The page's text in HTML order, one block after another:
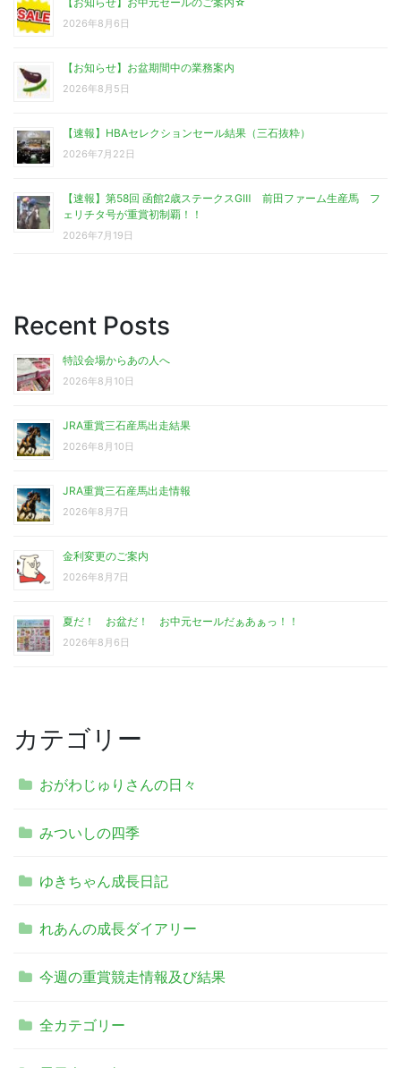
2026年8月6日
【お知らせ】お盆期間中の業務案内
2026年8月5日
【速報】HBAセレクションセール結果（三石抜粋）
2026年7月22日
【速報】第58回 函館2歳ステークスGⅢ 前田ファーム生産馬 フ
ェリチタ号が重賞初制覇！！
2026年7月19日
Recent Posts
特設会場からあの人へ
2026年8月10日
JRA重賞三石産馬出走結果
2026年8月10日
JRA重賞三石産馬出走情報
2026年8月7日
金利変更のご案内
2026年8月7日
夏だ！ お盆だ！ お中元セールだぁあぁっ！！
2026年8月6日
カテゴリー
おがわじゅりさんの日々
みついしの四季
ゆきちゃん成長日記
れあんの成長ダイアリー
今週の重賞競走情報及び結果
全カテゴリー